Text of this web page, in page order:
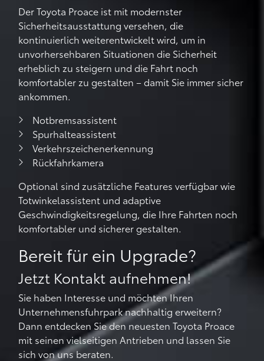
Der Toyota Proace ist mit modernster
Sicherheitsausstattung versehen, die
kontinuierlich weiterentwickelt wird, um in
unvorhersehbaren Situationen die Sicherheit
erheblich zu steigern und die Fahrt noch
komfortabler zu gestalten – damit Sie immer sicher
ankommen.
Notbremsassistent
Spurhalteassistent
Verkehrszeichenerkennung
Rückfahrkamera
Optional sind zusätzliche Features verfügbar wie
Totwinkelassistent und adaptive
Geschwindigkeitsregelung, die Ihre Fahrten noch
komfortabler und sicherer gestalten.
Bereit für ein Upgrade?
Jetzt Kontakt aufnehmen!
Sie haben Interesse und möchten Ihren
Unternehmensfuhrpark nachhaltig erweitern?
Dann entdecken Sie den neuesten Toyota Proace
mit seinen vielseitigen Antrieben und lassen Sie
sich von uns beraten.